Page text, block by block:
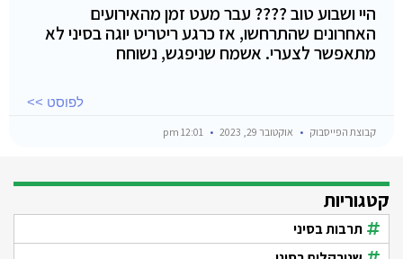
היי ושבוע טוב ???? עבר מעט זמן מהאירועים
האחרונים שהתרחשו, אז כרגע ריטריט יוגה בסיני לא
מתאפשר לצערי. אשמח שניפגש, נשוחח
לפוסט >>
קבוצת הפייסבוק אוקטובר 29, 2023
קטגוריות
תרבות בסיני